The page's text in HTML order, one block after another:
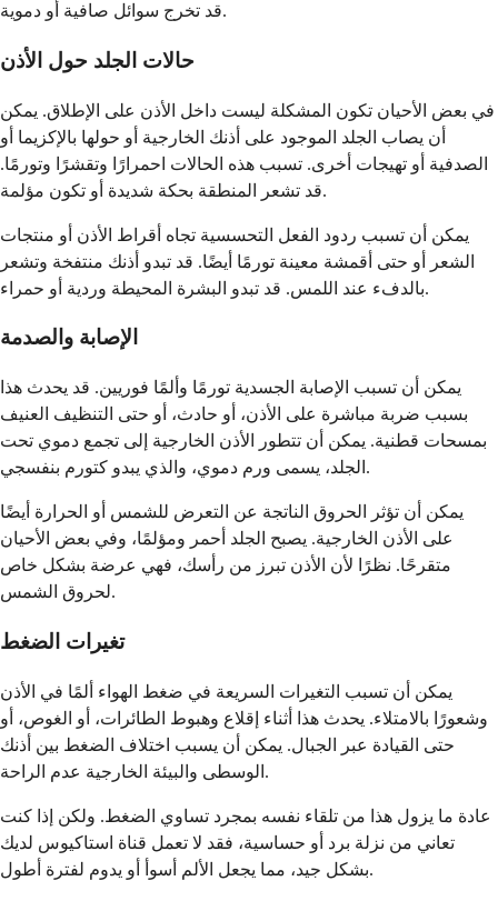
قد تخرج سوائل صافية أو دموية.
حالات الجلد حول الأذن
في بعض الأحيان تكون المشكلة ليست داخل الأذن على الإطلاق. يمكن
أن يصاب الجلد الموجود على أذنك الخارجية أو حولها بالإكزيما أو
الصدفية أو تهيجات أخرى. تسبب هذه الحالات احمرارًا وتقشرًا وتورمًا.
قد تشعر المنطقة بحكة شديدة أو تكون مؤلمة.
يمكن أن تسبب ردود الفعل التحسسية تجاه أقراط الأذن أو منتجات
الشعر أو حتى أقمشة معينة تورمًا أيضًا. قد تبدو أذنك منتفخة وتشعر
بالدفء عند اللمس. قد تبدو البشرة المحيطة وردية أو حمراء.
الإصابة والصدمة
يمكن أن تسبب الإصابة الجسدية تورمًا وألمًا فوريين. قد يحدث هذا
بسبب ضربة مباشرة على الأذن، أو حادث، أو حتى التنظيف العنيف
بمسحات قطنية. يمكن أن تتطور الأذن الخارجية إلى تجمع دموي تحت
الجلد، يسمى ورم دموي، والذي يبدو كتورم بنفسجي.
يمكن أن تؤثر الحروق الناتجة عن التعرض للشمس أو الحرارة أيضًا
على الأذن الخارجية. يصبح الجلد أحمر ومؤلمًا، وفي بعض الأحيان
متقرحًا. نظرًا لأن الأذن تبرز من رأسك، فهي عرضة بشكل خاص
لحروق الشمس.
تغيرات الضغط
يمكن أن تسبب التغيرات السريعة في ضغط الهواء ألمًا في الأذن
وشعورًا بالامتلاء. يحدث هذا أثناء إقلاع وهبوط الطائرات، أو الغوص، أو
حتى القيادة عبر الجبال. يمكن أن يسبب اختلاف الضغط بين أذنك
الوسطى والبيئة الخارجية عدم الراحة.
عادة ما يزول هذا من تلقاء نفسه بمجرد تساوي الضغط. ولكن إذا كنت
تعاني من نزلة برد أو حساسية، فقد لا تعمل قناة استاكيوس لديك
بشكل جيد، مما يجعل الألم أسوأ أو يدوم لفترة أطول.